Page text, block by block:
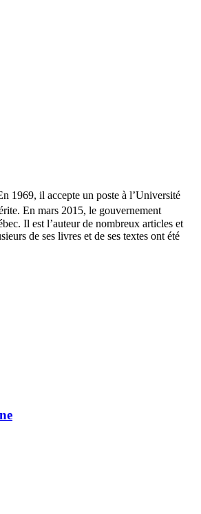
1969, il accepte un poste à l’Université
En mars 2015, le gouvernement
Il est l’auteur de nombreux articles et
de ses livres et de ses textes ont été